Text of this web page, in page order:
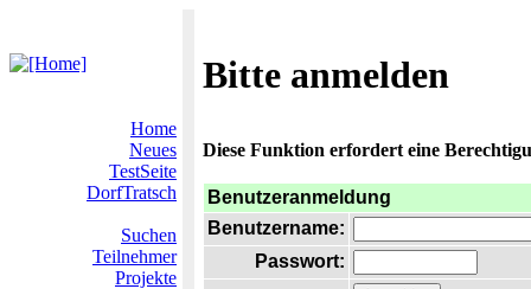
Bitte anmelden
Home
Neues
TestSeite
DorfTratsch
Suchen
Teilnehmer
Projekte
Diese Funktion erfordert eine
Benutzeranmeldung
Benutzername:
Passwort: